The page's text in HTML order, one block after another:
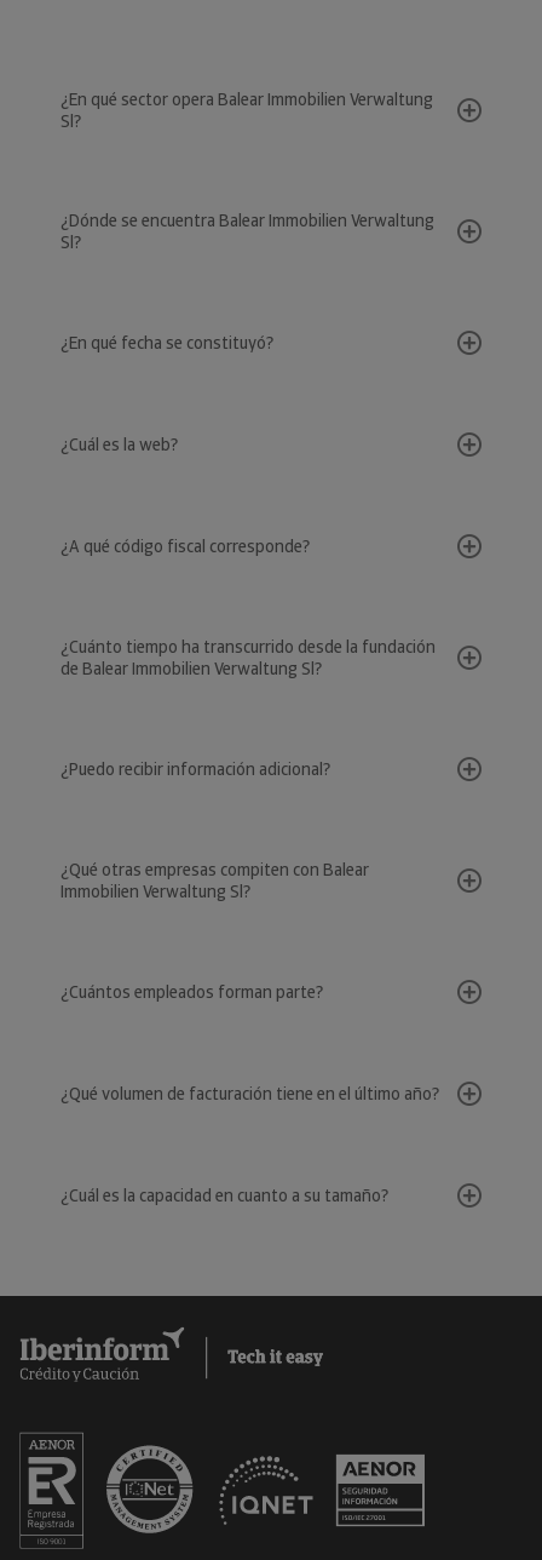
¿En qué sector opera Balear Immobilien Verwaltung
Sl?
¿Dónde se encuentra Balear Immobilien Verwaltung
Sl?
¿En qué fecha se constituyó?
¿Cuál es la web?
¿A qué código fiscal corresponde?
¿Cuánto tiempo ha transcurrido desde la fundación
de Balear Immobilien Verwaltung Sl?
¿Puedo recibir información adicional?
¿Qué otras empresas compiten con Balear
Immobilien Verwaltung Sl?
¿Cuántos empleados forman parte?
¿Qué volumen de facturación tiene en el último año?
¿Cuál es la capacidad en cuanto a su tamaño?